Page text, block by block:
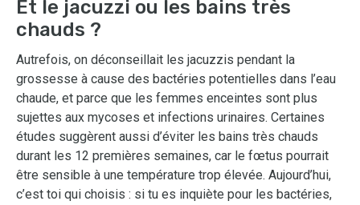
Et le jacuzzi ou les bains très
chauds ?
Autrefois, on déconseillait les jacuzzis pendant la
grossesse à cause des bactéries potentielles dans l’eau
chaude, et parce que les femmes enceintes sont plus
sujettes aux mycoses et infections urinaires. Certaines
études suggèrent aussi d’éviter les bains très chauds
durant les 12 premières semaines, car le fœtus pourrait
être sensible à une température trop élevée. Aujourd’hui,
c’est toi qui choisis : si tu es inquiète pour les bactéries,